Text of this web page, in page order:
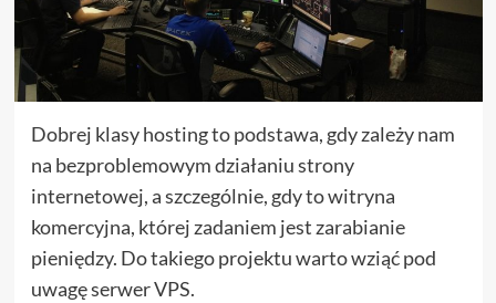
Dobrej klasy hosting to podstawa, gdy zależy nam
na bezproblemowym działaniu strony
internetowej, a szczególnie, gdy to witryna
komercyjna, której zadaniem jest zarabianie
pieniędzy. Do takiego projektu warto wziąć pod
uwagę serwer VPS.